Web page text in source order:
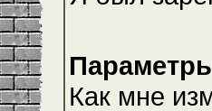
Как мне